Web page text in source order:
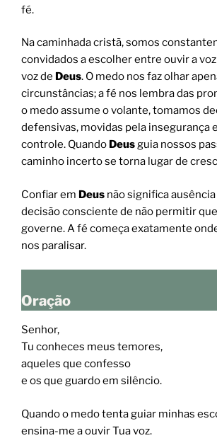
fé.
Na caminhada cristã, somos
convidados a escolher entre ouvir a
voz de Deus. O medo nos faz olhar
circunstâncias; a fé nos lembra das
o medo assume o volante, tomamos
defensivas, movidas pela insegurança
controle. Quando Deusguia nossos
caminho incerto se torna lugar de
Confiar em Deus não significa
decisão consciente de não permitir
governe. A fé começa exatamente
nos paralisar.
Oração
Senhor,
Tu conheces meus temores,
aqueles que confesso
e os que guardo em silêncio.
Quando o medo tenta guiar minhas
ensina-me a ouvir Tua voz.